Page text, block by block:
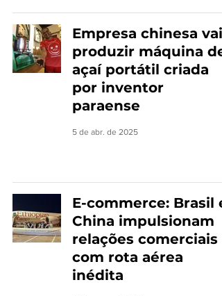
Empresa chinesa vai
produzir máquina de
açaí portátil criada
por inventor
paraense
5 de abr. de 2025
E-commerce: Brasil e
China impulsionam
relações comerciais
com rota aérea
inédita